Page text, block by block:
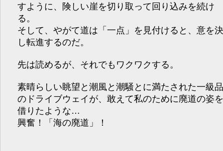
すように、険しい崖を切り取って回り込みを続け
る。
そして、やがて道は「一点」を見付けると、意を
し転進するのだ。
先は読めるが、それでもワクワクする。
素晴らしい眺望と潮風と潮騒とに満たされた一級
のドライブウェイが、敢えて私のために廃道の姿
借りたような…
興奮！「海の廃道」！